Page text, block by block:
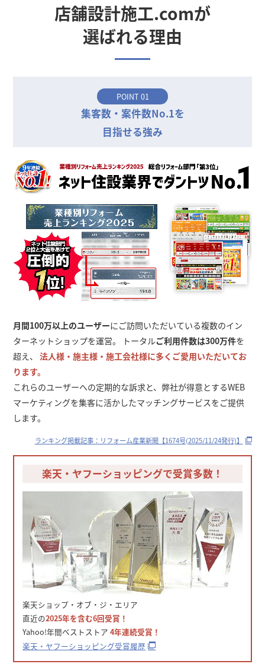
店舗設計施工.comが
選ばれる理由
POINT 01
集客数・案件数No.1を
目指せる強み
月間100万以上のユーザーにご訪問いただいている複数のイン
ターネットショップを運営。 トータルご利用件数は300万件を
超え、法人様・施主様・施工会社様に多くご愛用いただいてお
ります。
これらのユーザーへの定期的な訴求と、弊社が得意とするWEB
マーケティングを集客に活かしたマッチングサービスをご提供
します。
ランキング掲載記事：リフォーム産業新聞【1674号(2025/11/24発行)】
楽天・ヤフーショッピングで受賞多数！
楽天ショップ・オブ・ジ・エリア
直近の2025年を含む6回受賞！
Yahoo!年間ベストストア4年連続受賞！
楽天・ヤフーショッピング受賞履歴